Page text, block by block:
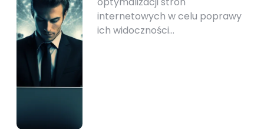
internetowych w celu poprawy
ich widoczności…